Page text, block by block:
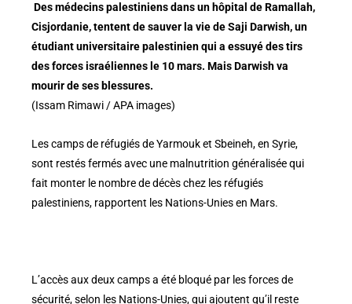
Des médecins palestiniens dans un hôpital de Ramallah,
Cisjordanie, tentent de sauver la vie de Saji Darwish, un
étudiant universitaire palestinien qui a essuyé des tirs
des forces israéliennes le 10 mars. Mais Darwish va
mourir de ses blessures.
(Issam Rimawi / APA images)
Les camps de réfugiés de Yarmouk et Sbeineh, en Syrie,
sont restés fermés avec une malnutrition généralisée qui
fait monter le nombre de décès chez les réfugiés
palestiniens, rapportent les Nations-Unies en Mars.
L’accès aux deux camps a été bloqué par les forces de
sécurité, selon les Nations-Unies, qui ajoutent qu’il reste